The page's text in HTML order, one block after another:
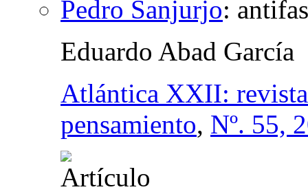
Pedro Sanjurjo:
Eduardo Abad García
Atlántica XXII:
pensamiento, Nº. 55,